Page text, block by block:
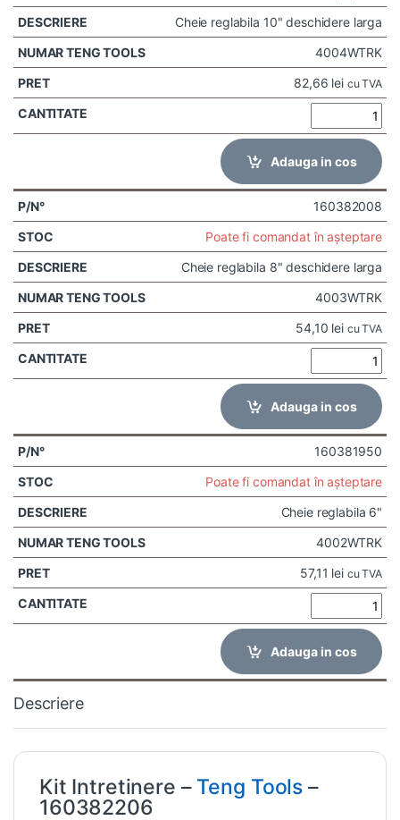
Cheie reglabila 10" deschidere larga
4004WTRK
82,66 lei cu TVA
Adauga in cos
160382008
Poate fi comandat în așteptare
Cheie reglabila 8" deschidere larga
4003WTRK
54,10 lei cu TVA
Adauga in cos
160381950
Poate fi comandat în așteptare
Cheie reglabila 6"
4002WTRK
57,11 lei cu TVA
Adauga in cos
Descriere
Kit Intretinere – Teng Tools –
160382206